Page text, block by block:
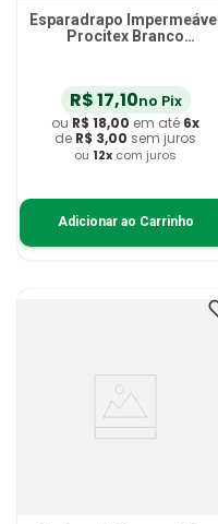
Esparadrapo Impermeável
Procitex Branco
R$17,10no Pix
ou R$ 18,00 em até 6x
de R$ 3,00 sem juros
ou 12x com juros
Adicionar ao Carrinho